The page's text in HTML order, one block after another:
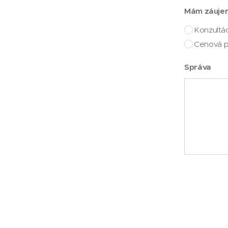
Mám
Cenová
Správa